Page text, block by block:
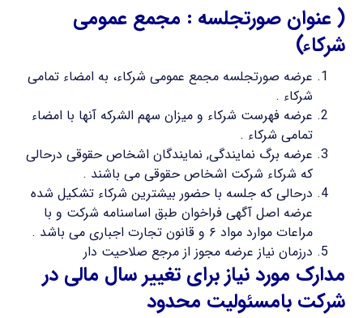
( عنوان صورتجلسه : مجمع عمومی
شرکاء)
عرضه صورتجلسه مجمع عمومی شرکاء، به امضاء تمامی
شرکاء .
عرضه فهرست شرکاء و میزان سهم الشرکه آنها با امضاء
تمامی شرکاء .
عرضه برگ نمایندگی, نمایندگان اشخاص حقوقی درحالی
که شرکاء شرکت اشخاص حقوقی می باشند .
درحالی که جلسه با حضور بیشترین شرکاء تشکیل شده
عرضه اصل آگهی فراخوان طبق اساسنامه شرکت و با
مراعات موارد مواد ۶ و قانون تجارت اجباری می باشد .
درزمان نیاز عرضه مجوز از مرجع صلاحیت دار
مدارک مورد نیاز برای تغییر سال مالی در
شرکت بامسئولیت محدود